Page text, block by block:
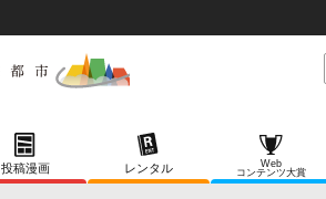
投稿漫画 レンタル
Web
コンテンツ大賞